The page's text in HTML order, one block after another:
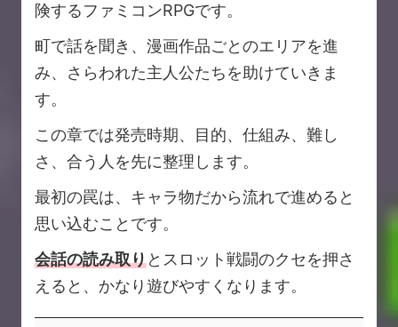
険するファミコンRPGです。
町で話を聞き、漫画作品ごとのエリアを進
み、さらわれた主人公たちを助けていきま
す。
この章では発売時期、目的、仕組み、難し
さ、合う人を先に整理します。
最初の罠は、キャラ物だから流れで進めると
思い込むことです。
会話の読み取りとスロット戦闘のクセを押さ
えると、かなり遊びやすくなります。